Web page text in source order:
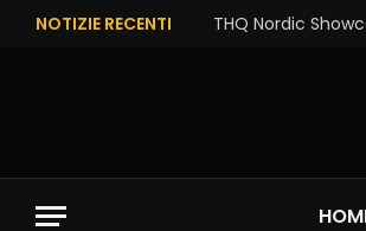
NOTIZIE RECENTI